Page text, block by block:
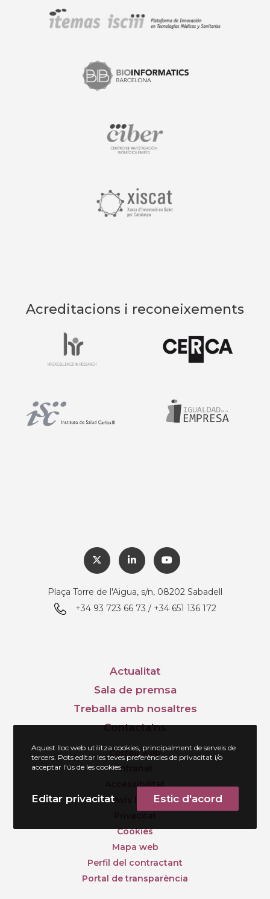
Acreditacions i reconeixements
Plaça Torre de l'Aigua, s/n, 08202 Sabadell
+34 93 723 66 73 / +34 651 136 172
Actualitat
Sala de premsa
Treballa amb nosaltres
Contacta’ns
Correu web
Intranet
Accessibilitat
Avís legal
Cookies
Mapa web
Perfil del contractant
Portal de transparència
Aquest lloc web utilitza cookies, principalment de serveis de
tercers. Pots editar les teves preferències de privacitat i/o
acceptar l'ús de les cookies.
Editar privacitat Estic d'acord